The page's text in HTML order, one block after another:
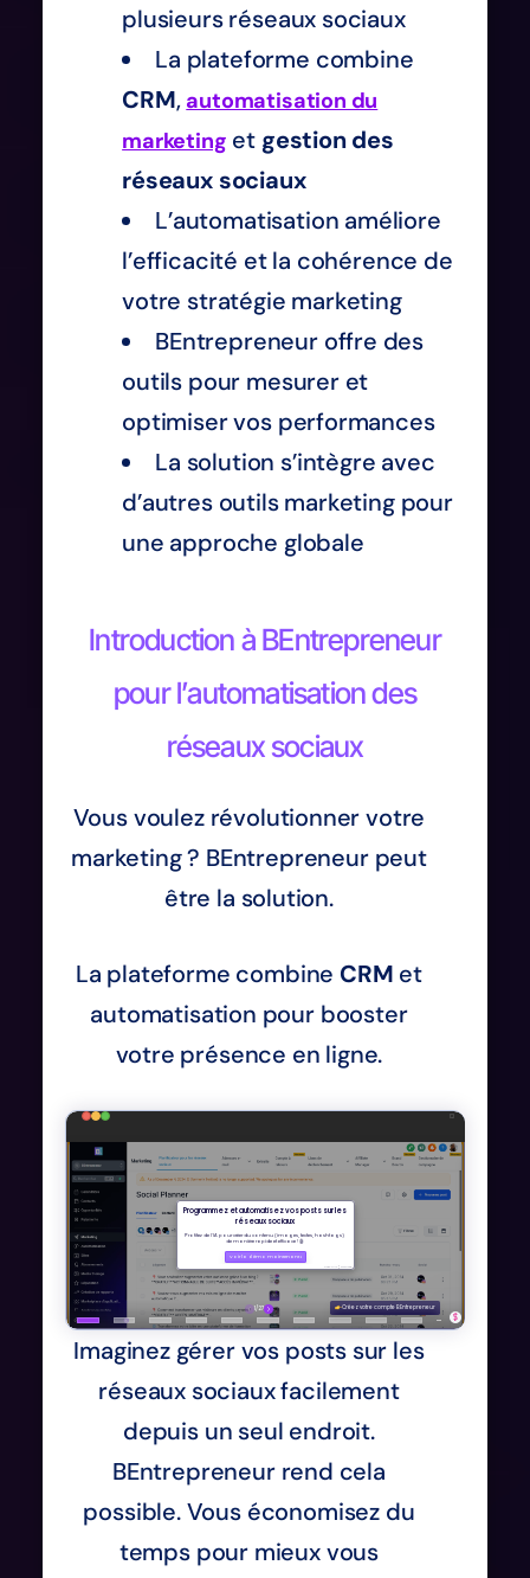
plusieurs réseaux sociaux
La plateforme combine
CRM, automatisation du
marketing et gestion des
réseaux sociaux
L’automatisation améliore
l’efficacité et la cohérence de
votre stratégie marketing
BEntrepreneur offre des
outils pour mesurer et
optimiser vos performances
La solution s’intègre avec
d’autres outils marketing pour
une approche globale
Introduction à BEntrepreneur
pour l’automatisation des
réseaux sociaux
Vous voulez révolutionner votre
marketing ? BEntrepreneur peut
être la solution.
La plateforme combine CRM et
automatisation pour booster
votre présence en ligne.
Imaginez gérer vos posts sur les
réseaux sociaux facilement
depuis un seul endroit.
BEntrepreneur rend cela
possible. Vous économisez du
temps pour mieux vous